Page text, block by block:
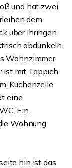
und hat zwei
dem
über Ihringen
abdunkeln.
Wohnzimmer
ist mit Teppich
Küchenzeile
eine
Ein
Wohnung
hin ist das